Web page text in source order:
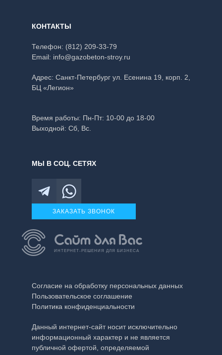
КОНТАКТЫ
Телефон: (812) 209-33-79
Email: info@gazobeton-stroy.ru
Адрес: Санкт-Петербург ул. Есенина 19, корп. 2,
БЦ «Легион»
Время работы: Пн-Пт: 10-00 до 18-00
Выходной: Сб, Вс.
МЫ В СОЦ. СЕТЯХ
ЗАКАЗАТЬ ЗВОНОК
ИНТЕРНЕТ-РЕШЕНИЯ ДЛЯ БИЗНЕСА
Согласие на обработку персональных данных
Пользовательское соглашение
Политика конфиденциальности
Данный интернет-сайт носит исключительно
информационный характер и не является
публичной офертой, определяемой